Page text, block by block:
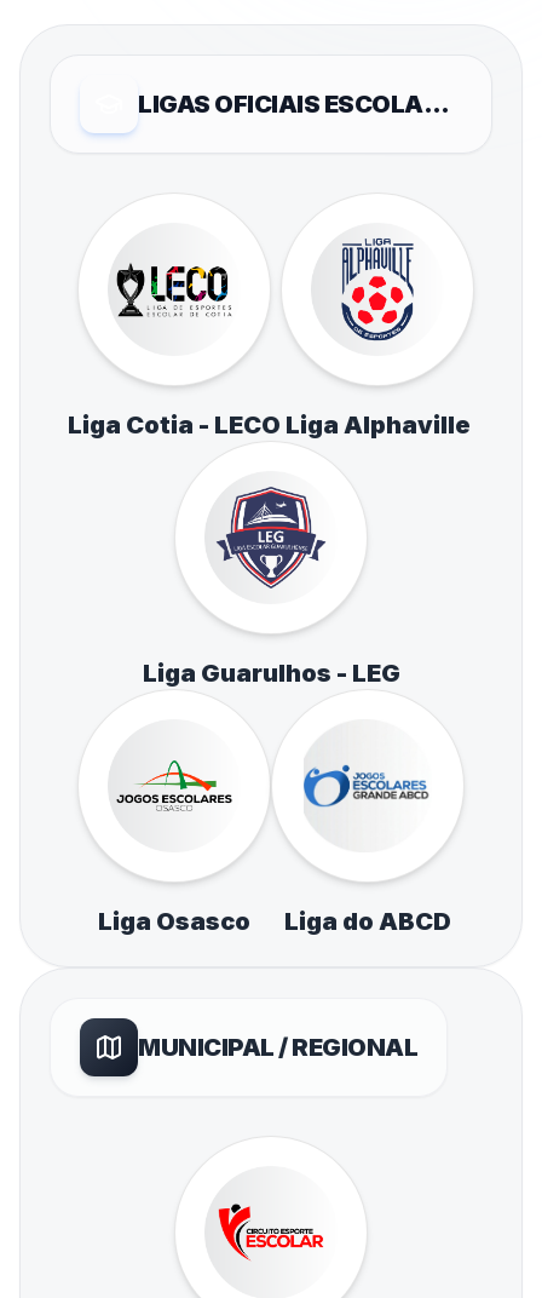
LIGAS OFICIAIS ESCOLARES
Liga Cotia - LECO Liga Alphaville
Liga Guarulhos - LEG
Liga Osasco Liga do ABCD
MUNICIPAL / REGIONAL